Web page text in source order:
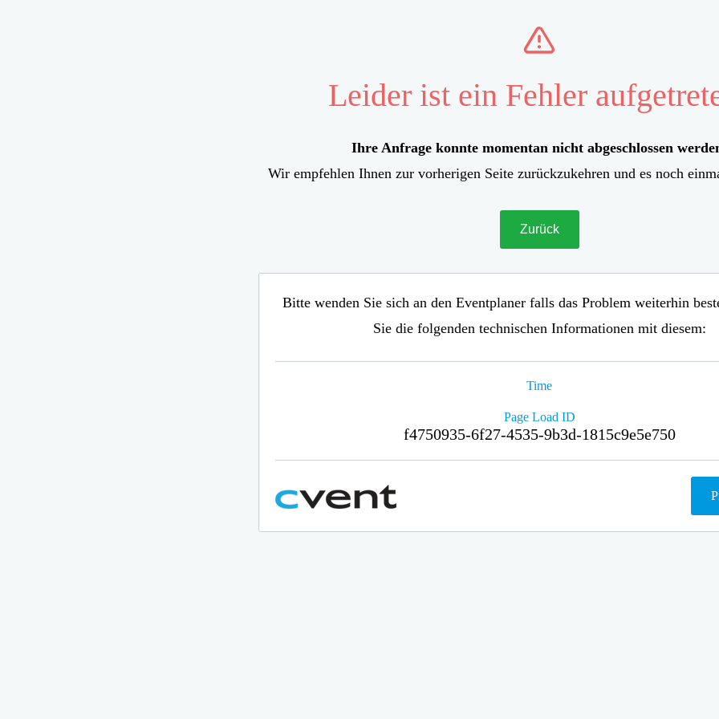
Leider ist ein Fehler
Ihre Anfrage konnte momentan nicht abgeschlossen
Wir empfehlen Ihnen zur vorherigen Seite zurückzukehren und es noch
Zurück
Bitte wenden Sie sich an den Eventplaner falls das Problem weiterhin
Sie die folgenden technischen Informationen mit diesem:
Time
Page Load ID
f4750935-6f27-4535-9b3d-1815c9e5e750